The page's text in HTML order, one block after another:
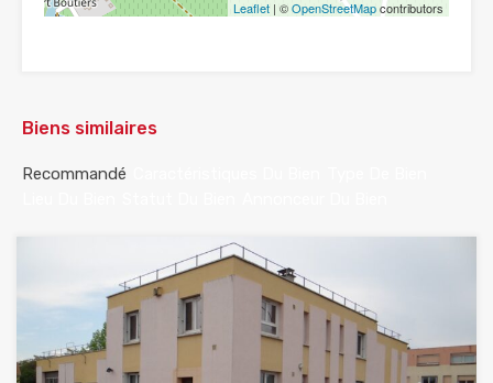
Leaflet | ©OpenStreetMapcontributors
Biens similaires
Recommandé